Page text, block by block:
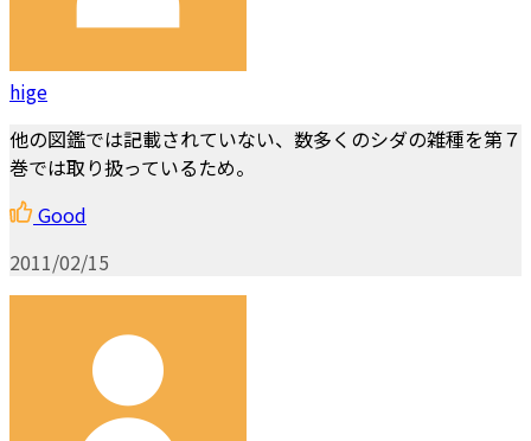
hige
他の図鑑では記載されていない、数多くのシダの雑種を第７
巻では取り扱っているため。
Good
2011/02/15